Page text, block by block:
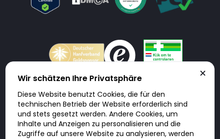
Doktorabc.com ist eine Vermittlungsplattform. Doktorabc ist ausdrücklich
keine Internetapotheke. Doktorabc bietet keine Medikamente oder
sonstige Produkte an oder liefert diese. Jegliche Informationen zu
Produkten, Medikamenten und Preisen auf der Internetseite beinhalten
kein Angebot von Doktorabc an Sie. Für die Einhaltung der in Ihrem Land
geltenden Gesetze und sonstigen Rechtsvorschriften sind Sie als Nutzer
selbst verantwortlich. Die Nutzung unseres Services auf Doktorabc durch
Wir schätzen Ihre Privatsphäre
Diese Website benutzt Cookies, die für den
technischen Betrieb der Website erforderlich sind
und stets gesetzt werden. Andere Cookies, um
Inhalte und Anzeigen zu personalisieren und die
Zugriffe auf unsere Website zu analysieren, werden